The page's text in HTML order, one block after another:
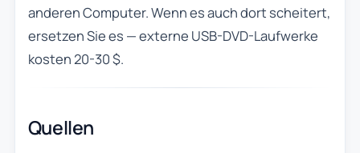
anderen Computer. Wenn es auch dort scheitert,
ersetzen Sie es — externe USB-DVD-Laufwerke
kosten 20-30 $.
Quellen